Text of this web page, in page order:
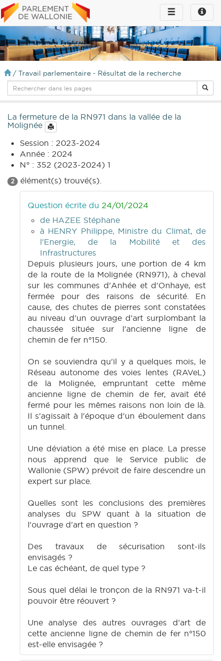
Toggle
infos
Toggle
navigation
/ Travail parlementaire - Résultat de la recherche
La fermeture de la RN971 dans la vallée de la
Molignée
Session : 2023-2024
Année : 2024
N° : 352 (2023-2024) 1
2 élément(s) trouvé(s).
Question écrite du 24/01/2024
de HAZEE Stéphane
à HENRY Philippe, Ministre du Climat, de
l'Energie, de la Mobilité et des
Infrastructures
Depuis plusieurs jours, une portion de 4 km
de la route de la Molignée (RN971), à cheval
sur les communes d'Anhée et d'Onhaye, est
fermée pour des raisons de sécurité. En
cause, des chutes de pierres sont constatées
au niveau d'un ouvrage d'art surplombant la
chaussée située sur l'ancienne ligne de
chemin de fer n°150.
On se souviendra qu'il y a quelques mois, le
Réseau autonome des voies lentes (RAVeL)
de la Molignée, empruntant cette même
ancienne ligne de chemin de fer, avait été
fermé pour les mêmes raisons non loin de là.
Il s'agissait à l'époque d'un éboulement dans
un tunnel.
Une déviation a été mise en place. La presse
nous apprend que le Service public de
Wallonie (SPW) prévoit de faire descendre un
expert sur place.
Quelles sont les conclusions des premières
analyses du SPW quant à la situation de
l'ouvrage d'art en question ?
Des travaux de sécurisation sont-ils
envisagés ?
Le cas échéant, de quel type ?
Sous quel délai le tronçon de la RN971 va-t-il
pouvoir être réouvert ?
Une analyse des autres ouvrages d'art de
cette ancienne ligne de chemin de fer n°150
est-elle envisagée ?